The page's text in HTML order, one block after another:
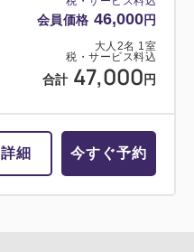
会員価格 46,000円
大人 2名 1室
税・サービス料込
合計 47,000 円
詳細 今すぐ予約